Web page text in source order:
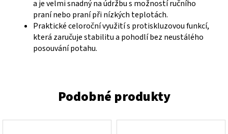
a je velmi snadný na údržbu s možností ručního
praní nebo praní při nízkých teplotách.
Praktické celoroční využití s protiskluzovou funkcí,
která zaručuje stabilitu a pohodlí bez neustálého
posouvání potahu.